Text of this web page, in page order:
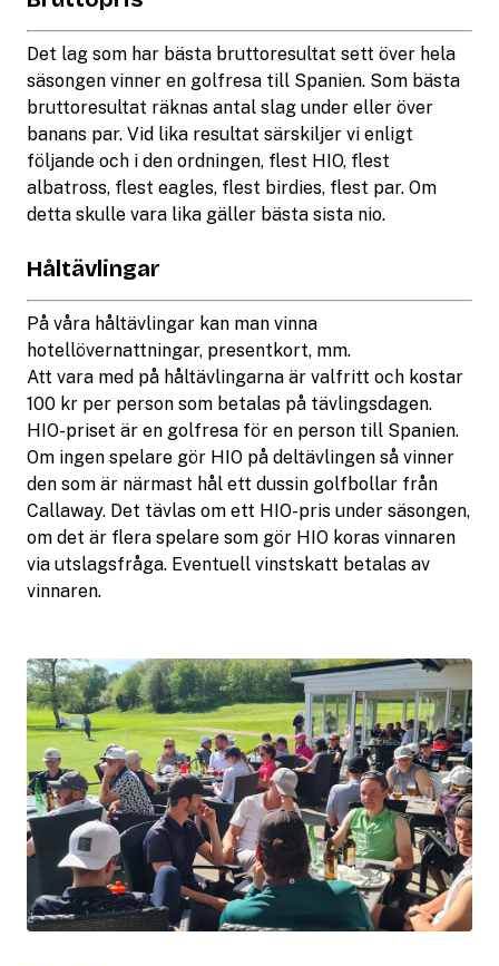
Det lag som har bästa bruttoresultat sett över hela
säsongen vinner en golfresa till Spanien. Som bästa
bruttoresultat räknas antal slag under eller över
banans par. Vid lika resultat särskiljer vi enligt
följande och i den ordningen, flest HIO, flest
albatross, flest eagles, flest birdies, flest par. Om
detta skulle vara lika gäller bästa sista nio.
Håltävlingar
På våra håltävlingar kan man vinna
hotellövernattningar, presentkort, mm.
Att vara med på håltävlingarna är valfritt och kostar
100 kr per person som betalas på tävlingsdagen.
HIO-priset är en golfresa för en person till Spanien.
Om ingen spelare gör HIO på deltävlingen så vinner
den som är närmast hål ett dussin golfbollar från
Callaway. Det tävlas om ett HIO-pris under säsongen,
om det är flera spelare som gör HIO koras vinnaren
via utslagsfråga. Eventuell vinstskatt betalas av
vinnaren.